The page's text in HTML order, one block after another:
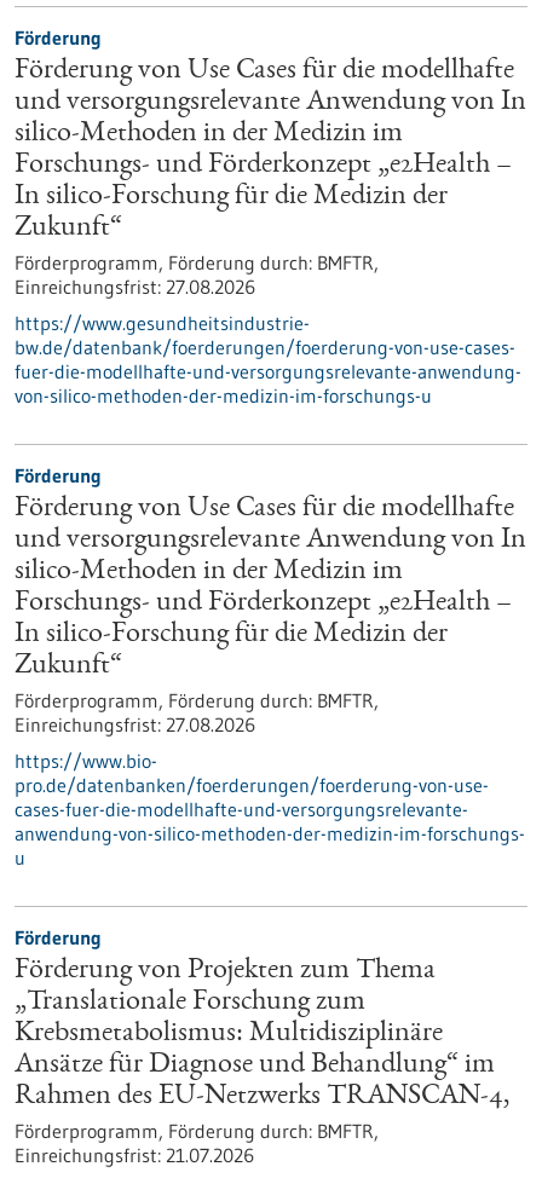
Förderung
Förderung von Use Cases für die modellhafte
und versorgungsrelevante Anwendung von In
silico-Methoden in der Medizin im
Forschungs- und Förderkonzept „e2Health –
In silico-Forschung für die Medizin der
Zukunft“
Förderprogramm, Förderung durch: BMFTR,
Einreichungsfrist: 27.08.2026
https://www.gesundheitsindustrie-
bw.de/datenbank/foerderungen/foerderung-von-use-cases-
fuer-die-modellhafte-und-versorgungsrelevante-anwendung-
von-silico-methoden-der-medizin-im-forschungs-u
Förderung
Förderung von Use Cases für die modellhafte
und versorgungsrelevante Anwendung von In
silico-Methoden in der Medizin im
Forschungs- und Förderkonzept „e2Health –
In silico-Forschung für die Medizin der
Zukunft“
Förderprogramm, Förderung durch: BMFTR,
Einreichungsfrist: 27.08.2026
https://www.bio-
pro.de/datenbanken/foerderungen/foerderung-von-use-
cases-fuer-die-modellhafte-und-versorgungsrelevante-
anwendung-von-silico-methoden-der-medizin-im-forschungs-
u
Förderung
Förderung von Projekten zum Thema
„Translationale Forschung zum
Krebsmetabolismus: Multidisziplinäre
Ansätze für Diagnose und Behandlung“ im
Rahmen des EU-Netzwerks TRANSCAN-4,
Förderprogramm, Förderung durch: BMFTR,
Einreichungsfrist: 21.07.2026